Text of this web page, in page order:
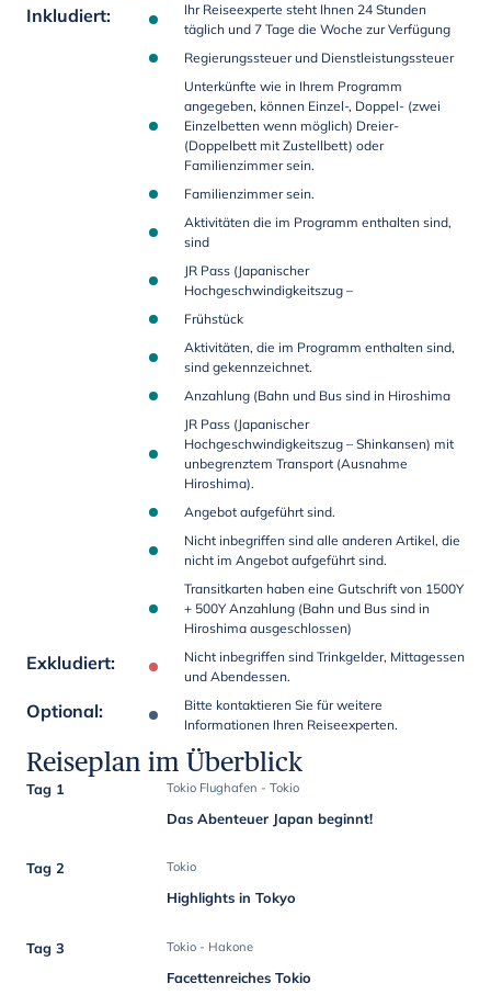
Inkludiert:
Ihr Reiseexperte steht Ihnen 24 Stunden
täglich und 7 Tage die Woche zur Verfügung
Regierungssteuer und Dienstleistungssteuer
Unterkünfte wie in Ihrem Programm
angegeben, können Einzel-, Doppel- (zwei
Einzelbetten wenn möglich) Dreier-
(Doppelbett mit Zustellbett) oder
Familienzimmer sein.
Familienzimmer sein.
Aktivitäten die im Programm enthalten sind,
sind
JR Pass (Japanischer
Hochgeschwindigkeitszug –
Frühstück
Aktivitäten, die im Programm enthalten sind,
sind gekennzeichnet.
Anzahlung (Bahn und Bus sind in Hiroshima
JR Pass (Japanischer
Hochgeschwindigkeitszug – Shinkansen) mit
unbegrenztem Transport (Ausnahme
Hiroshima).
Angebot aufgeführt sind.
Nicht inbegriffen sind alle anderen Artikel, die
nicht im Angebot aufgeführt sind.
Transitkarten haben eine Gutschrift von 1500Y
+ 500Y Anzahlung (Bahn und Bus sind in
Hiroshima ausgeschlossen)
Exkludiert:
Nicht inbegriffen sind Trinkgelder, Mittagessen
und Abendessen.
Optional:
Bitte kontaktieren Sie für weitere
Informationen Ihren Reiseexperten.
Reiseplan im Überblick
Tag 1 Tokio Flughafen - Tokio
Das Abenteuer Japan beginnt!
Tag 2 Tokio
Highlights in Tokyo
Tag 3 Tokio - Hakone
Facettenreiches Tokio